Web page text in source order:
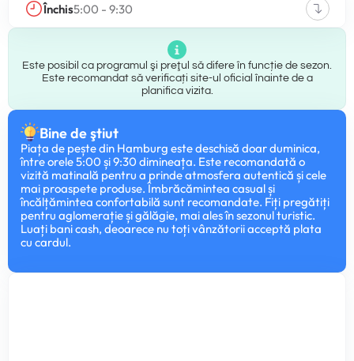
Închis5:00 - 9:30
Este posibil ca programul şi preţul să difere în funcție de sezon.
Este recomandat să verificați site-ul oficial înainte de a
planifica vizita.
Bine de ştiut
Piața de pește din Hamburg este deschisă doar duminica,
între orele 5:00 și 9:30 dimineața. Este recomandată o
vizită matinală pentru a prinde atmosfera autentică și cele
mai proaspete produse. Îmbrăcămintea casual și
încălțămintea confortabilă sunt recomandate. Fiți pregătiți
pentru aglomerație și gălăgie, mai ales în sezonul turistic.
Luați bani cash, deoarece nu toți vânzătorii acceptă plata
cu cardul.